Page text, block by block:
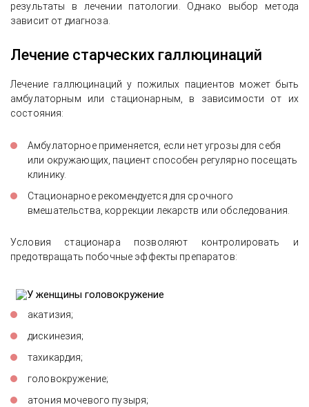
результаты в лечении патологии. Однако выбор метода
зависит от диагноза.
Лечение старческих галлюцинаций
Лечение галлюцинаций у пожилых пациентов может быть
амбулаторным или стационарным, в зависимости от их
состояния:
Амбулаторное применяется, если нет угрозы для себя
или окружающих, пациент способен регулярно посещать
клинику.
Стационарное рекомендуется для срочного
вмешательства, коррекции лекарств или обследования.
Условия стационара позволяют контролировать и
предотвращать побочные эффекты препаратов:
акатизия;
дискинезия;
тахикардия;
головокружение;
атония мочевого пузыря;